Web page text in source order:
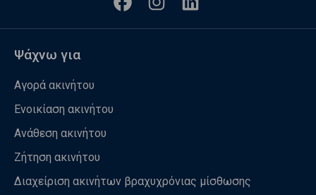
Ψάχνω για
Αγορά ακινήτου
Ενοικίαση ακινήτου
Ανάθεση ακινήτου
Ζήτηση ακινήτου
Διαχείριση ακινήτων βραχυχρόνιας μίσθωσης